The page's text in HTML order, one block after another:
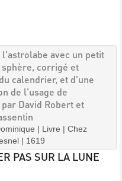
l'astrolabe avec un petit
corrigé et
calendrier, et d'une
de l'usage de
David Robert et
| Livre | Chez
| 1619
PAS SUR LA LUNE